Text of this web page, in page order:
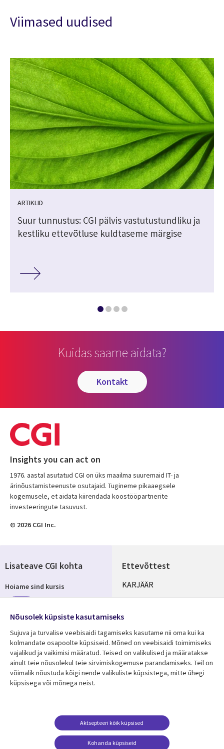
Viimased uudised
ARTIKLID
Suur tunnustus: CGI pälvis vastutustundliku ja
kestliku ettevõtluse kuldtaseme märgise
Kuidas saame aidata?
kontakt
Insights you can act on
1976. aastal asutatud CGI on üks maailma suuremaid IT- ja
ärinõustamisteenuste osutajaid. Tugineme pikaaegsele
kogemusele, et aidata kiirendada koostööpartnerite
investeeringute tasuvust.
© 2026 CGI Inc.
Ettevõttest
Useful
links
ESTONIA
KARJÄÄR
KONTORID
Ressursikeskus
Viimased uudised
Tugi
Legal
Õigused
Lisateave CGI kohta
Hoiame sind kursis
Jälgi meid
Social
Media
Nõusolek küpsiste kasutamiseks
Sujuva ja turvalise veebisaidi tagamiseks kasutame nii oma kui ka
kolmandate osapoolte küpsiseid. Mõned on veebisaidi toimimiseks
vajalikud ja vaikimisi määratud. Teised on valikulised ja määratakse
ainult teie nõusolekul teie sirvimiskogemuse parandamiseks. Teil on
võimalik nõustuda kõigi nende valikuliste küpsistega, mitte ühegi
küpsisega või mõnega neist.
Kohanda küpsiseid
Aktsepteeri kõik küpsised